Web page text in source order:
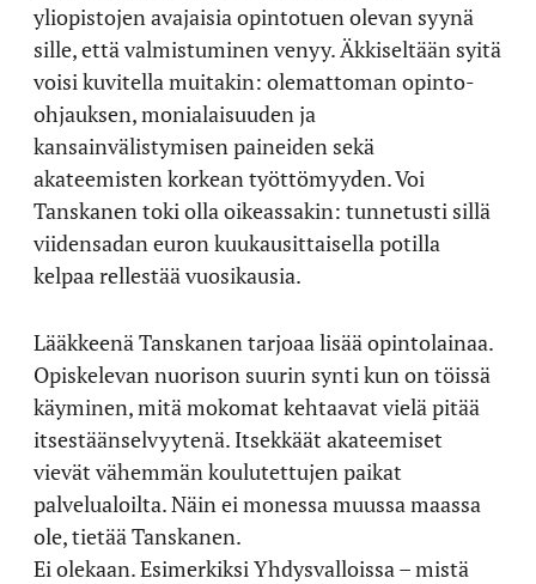
yliopistojen avajaisia opintotuen olevan syynä
sille, että valmistuminen venyy. Äkkiseltään syitä
voisi kuvitella muitakin: olemattoman opinto-
ohjauksen, monialaisuuden ja
kansainvälistymisen paineiden sekä
akateemisten korkean työttömyyden. Voi
Tanskanen toki olla oikeassakin: tunnetusti sillä
viidensadan euron kuukausittaisella potilla
kelpaa rellestää vuosikausia.
Lääkkeenä Tanskanen tarjoaa lisää opintolainaa.
Opiskelevan nuorison suurin synti kun on töissä
käyminen, mitä mokomat kehtaavat vielä pitää
itsestäänselvyytenä. Itsekkäät akateemiset
vievät vähemmän koulutettujen paikat
palvelualoilta. Näin ei monessa muussa maassa
ole, tietää Tanskanen.
Ei olekaan. Esimerkiksi Yhdysvalloissa – mistä